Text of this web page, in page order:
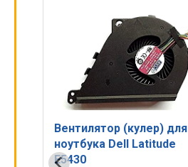
Вентилятор (кулер) для
ноутбука Dell Latitude
E5430